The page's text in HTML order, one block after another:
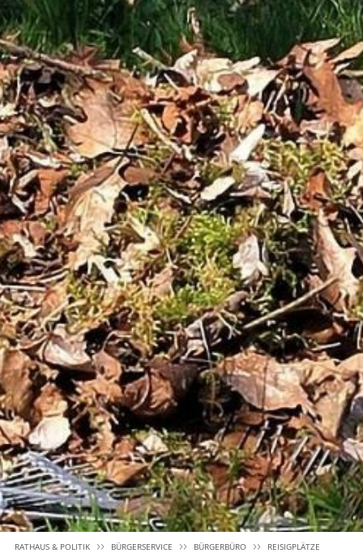
RATHAUS & POLITIK BÜRGERSERVICE BÜRGERBÜRO REISIGPLÄTZE